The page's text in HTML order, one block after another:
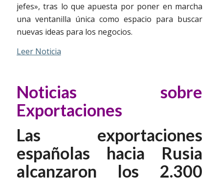
jefes», tras lo que apuesta por poner en marcha
una ventanilla única como espacio para buscar
nuevas ideas para los negocios.
Leer Noticia
Noticias sobre
Exportaciones
Las exportaciones
españolas hacia Rusia
alcanzaron los 2.300